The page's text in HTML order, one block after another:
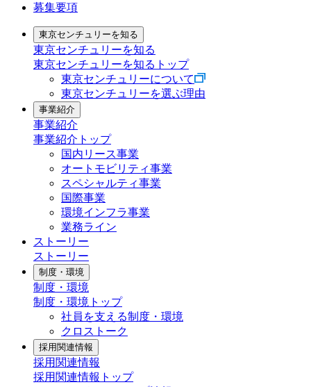
募集要項
東京センチュリーを知る
東京センチュリーを知る
東京センチュリーを知るトップ
東京センチュリーについて
東京センチュリーを選ぶ理由
事業紹介
事業紹介
事業紹介トップ
国内リース事業
オートモビリティ事業
スペシャルティ事業
国際事業
環境インフラ事業
業務ライン
ストーリー
ストーリー
制度・環境
制度・環境
制度・環境トップ
社員を支える制度・環境
クロストーク
採用関連情報
採用関連情報
採用関連情報トップ